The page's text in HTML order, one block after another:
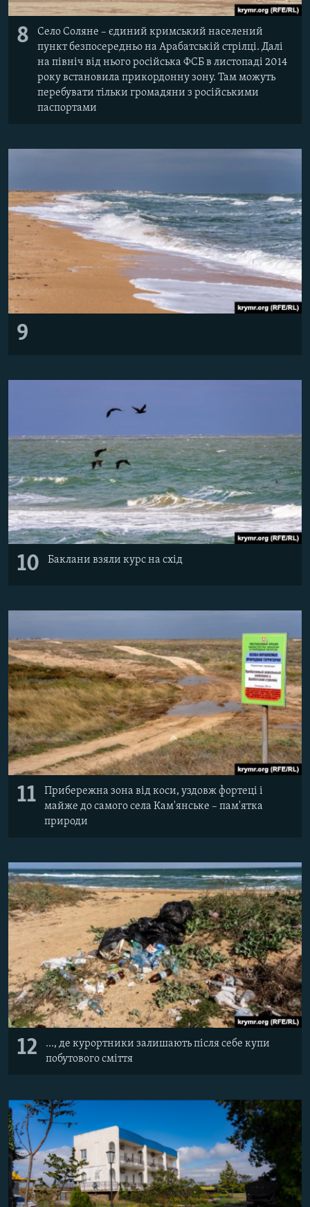
8
Село Соляне – єдиний кримський населений
пункт безпосередньо на Арабатській стрілці. Далі
на північ від нього російська ФСБ в листопаді 2014
року встановила прикордонну зону. Там можуть
перебувати тільки громадяни з російськими
паспортами
9
10 Баклани взяли курс на схід
11
Прибережна зона від коси, уздовж фортеці і
майже до самого села Кам'янське – пам'ятка
природи
12
..., де курортники залишають після себе купи
побутового сміття